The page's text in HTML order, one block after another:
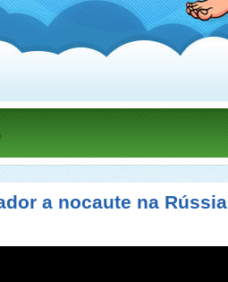
a nocaute na Rússia